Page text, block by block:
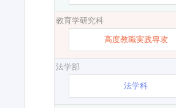
教育学研究科
高度教職実践専攻
法学部
法学科